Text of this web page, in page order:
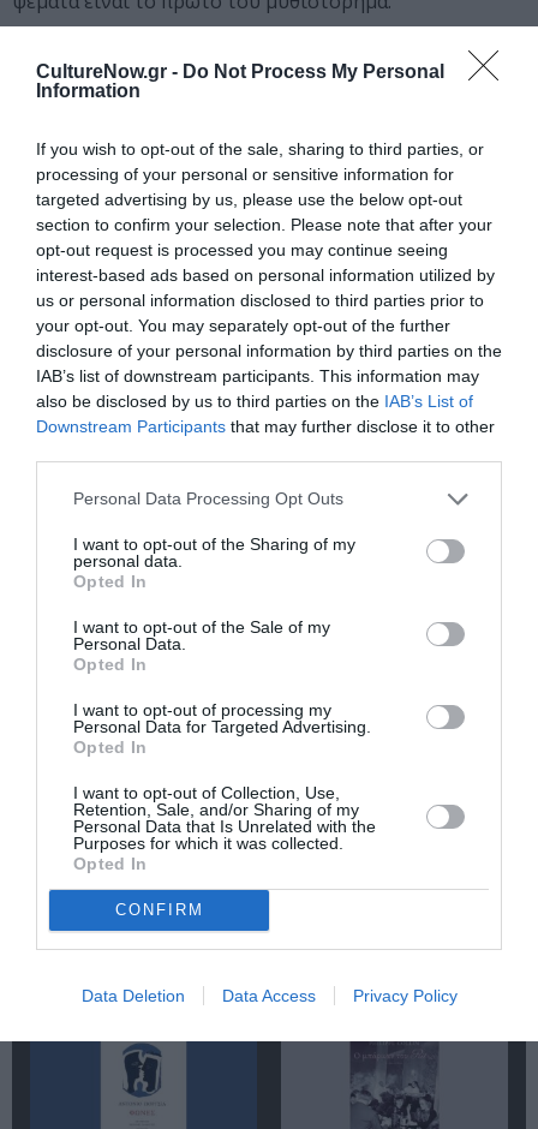
CultureNow.gr - Do Not Process My Personal
Information
If you wish to opt-out of the sale, sharing to third parties, or
processing of your personal or sensitive information for
targeted advertising by us, please use the below opt-out
section to confirm your selection. Please note that after your
opt-out request is processed you may continue seeing
interest-based ads based on personal information utilized by
us or personal information disclosed to third parties prior to
your opt-out. You may separately opt-out of the further
disclosure of your personal information by third parties on the
IAB’s list of downstream participants. This information may
also be disclosed by us to third parties on the IAB’s List of
Downstream Participants that may further disclose it to other
Personal Data Processing Opt Outs
I want to opt-out of the Sharing of my
personal data.
Opted In
I want to opt-out of the Sale of my
Personal Data.
Opted In
I want to opt-out of processing my
Personal Data for Targeted Advertising.
Opted In
I want to opt-out of Collection, Use,
Retention, Sale, and/or Sharing of my
Personal Data that Is Unrelated with the
Purposes for which it was collected.
Opted In
CONFIRM
Data Deletion Data Access Privacy Policy
Ταυτότητα
ISBN: 978-960-04-4342-4, σελ. 320, τιμή: 12.50 €,
Σεπτέμβριος 2013
Ακολουθήστε το Culturenow.gr στοGoogle Newsκαι
μάθετε πρώτοι όλες τις ειδήσεις
Δείτε όλα τατελευταία νέαγια την Τέχνη και τον
Πολιτισμό στοCulturenow.gr
Νέοι Διαγωνισμοί❯
ΕΚΔΟΣΕΙΣ ΚΕΔΡΟΣ
Newsletter
Κάθε βδομάδα στο e-mail σας τα τελευταία νέα για
την Τέχνη και τον Πολιτισμό!
Σχετικά Άρθρα